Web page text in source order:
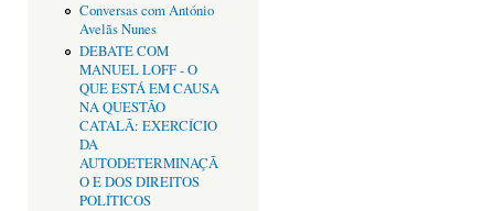
Conversas com António
Avelãs Nunes
DEBATE COM
MANUEL LOFF - O
QUE ESTÁ EM CAUSA
NA QUESTÃO
CATALÃ: EXERCÍCIO
DA
AUTODETERMINAÇÃ
O E DOS DIREITOS
POLÍTICOS